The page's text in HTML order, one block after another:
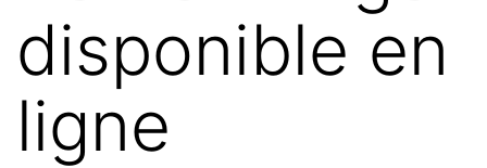
disponible en
ligne